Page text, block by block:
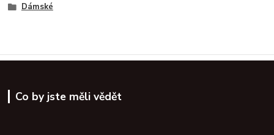
Dámské
Co by jste měli vědět